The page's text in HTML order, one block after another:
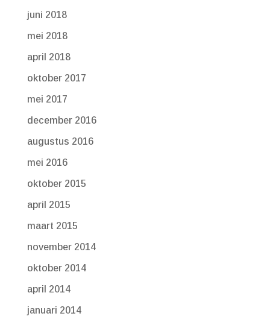
juni 2018
mei 2018
april 2018
oktober 2017
mei 2017
december 2016
augustus 2016
mei 2016
oktober 2015
april 2015
maart 2015
november 2014
oktober 2014
april 2014
januari 2014